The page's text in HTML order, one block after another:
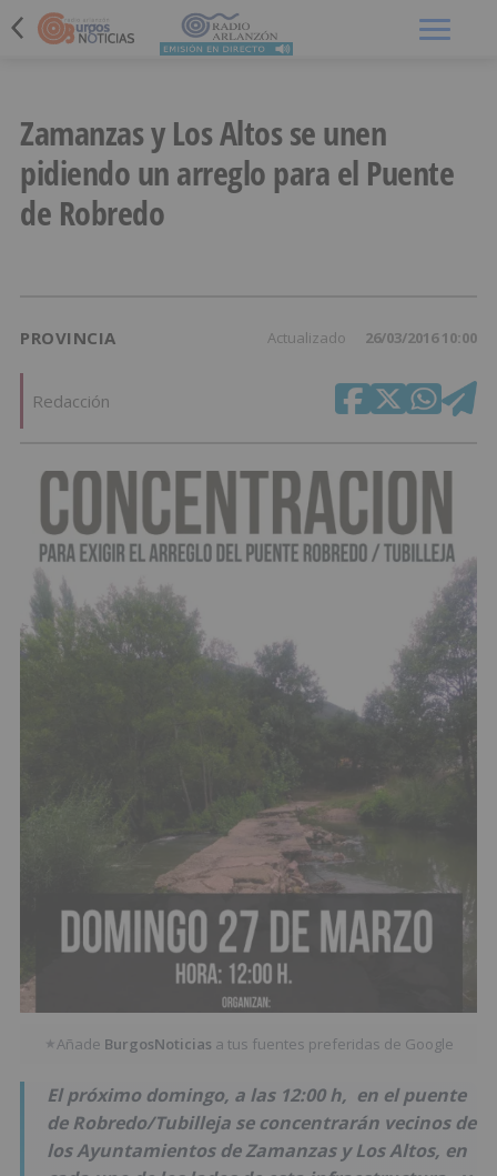
Zamanzas y Los Altos se unen
pidiendo un arreglo para el Puente
de Robredo
PROVINCIA Actualizado 26/03/2016 10:00
Redacción
★Añade BurgosNoticias a tus fuentes preferidas de Google
El próximo domingo, a las 12:00 h, en el puente
de Robredo/Tubilleja se concentrarán vecinos de
los Ayuntamientos de Zamanzas y Los Altos, en